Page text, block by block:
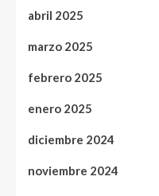
abril 2025
marzo 2025
febrero 2025
enero 2025
diciembre 2024
noviembre 2024